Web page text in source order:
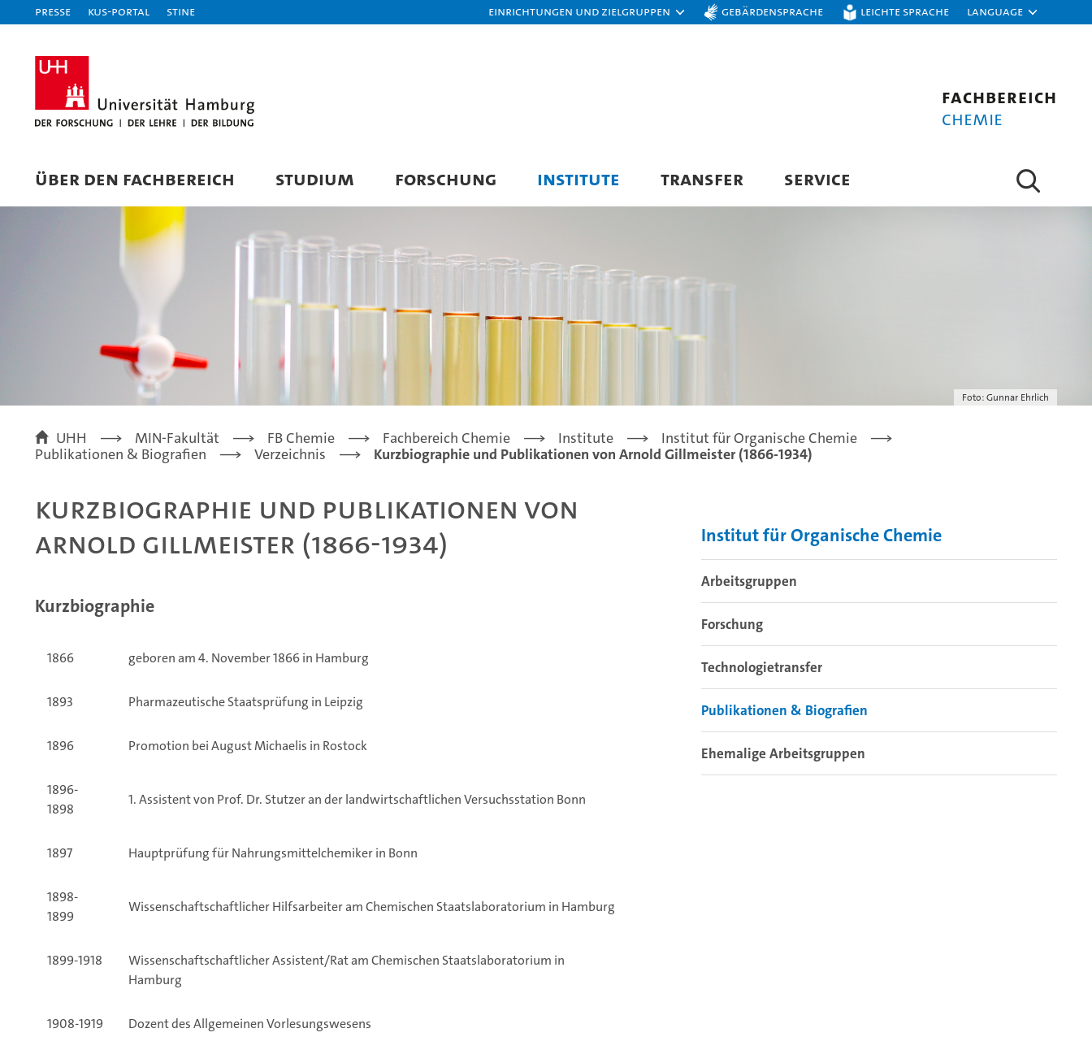
Presse KUS-Portal STiNE Einrichtungen und Zielgruppen Gebärdensprache Leichte Sprache Language
Fachbereich
Chemie
ÜBER DEN FACHBEREICH STUDIUM FORSCHUNG INSTITUTE TRANSFER SERVICE
Foto: Gunnar Ehrlich
UHH MIN-Fakultät FB Chemie Fachbereich Chemie Institute
Institut für Organische Chemie
Publikationen & Biografien
Verzeichnis Kurzbiographie und Publikationen von Arnold Gillmeister (1866-1934)
Kurzbiographie und Publikationen von
Arnold Gillmeister (1866-1934)
Kurzbiographie
1866 geboren am 4. November 1866 in Hamburg
1893 Pharmazeutische Staatsprüfung in Leipzig
1896 Promotion bei August Michaelis in Rostock
1896-
1898
1. Assistent von Prof. Dr. Stutzer an der landwirtschaftlichen Versuchsstation Bonn
1897 Hauptprüfung für Nahrungsmittelchemiker in Bonn
1898-
1899
Wissenschaftschaftlicher Hilfsarbeiter am Chemischen Staatslaboratorium in Hamburg
1899-1918
Wissenschaftschaftlicher Assistent/Rat am Chemischen Staatslaboratorium in
Hamburg
1908-1919 Dozent des Allgemeinen Vorlesungswesens
Institut für Organische Chemie
Arbeitsgruppen
Forschung
Technologietransfer
Publikationen & Biografien
Ehemalige Arbeitsgruppen